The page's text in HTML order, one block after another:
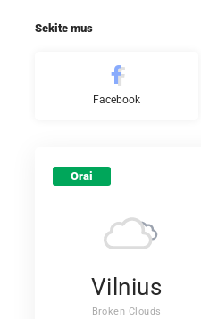
Sekite mus
Facebook
Orai
Vilnius
Broken Clouds